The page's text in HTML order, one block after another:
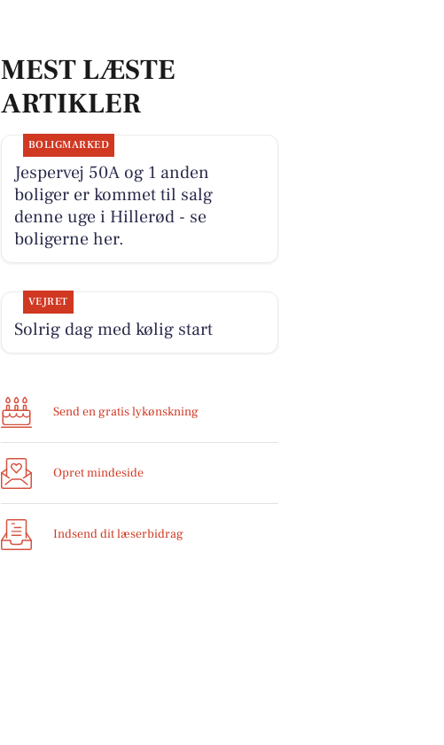
MEST LÆSTE
ARTIKLER
BOLIGMARKED
Jespervej 50A og 1 anden
boliger er kommet til salg
denne uge i Hillerød - se
boligerne her.
VEJRET
Solrig dag med kølig start
Send en gratis lykønskning
Opret mindeside
Indsend dit læserbidrag